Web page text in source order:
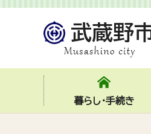
暮らし・手続き